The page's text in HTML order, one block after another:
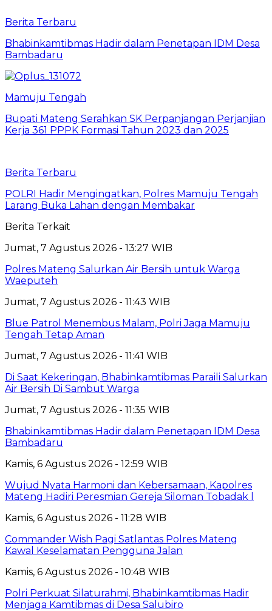
Berita Terbaru
Bhabinkamtibmas Hadir dalam Penetapan IDM Desa
Bambadaru
Mamuju Tengah
Bupati Mateng Serahkan SK Perpanjangan Perjanjian
Kerja 361 PPPK Formasi Tahun 2023 dan 2025
Berita Terbaru
POLRI Hadir Mengingatkan, Polres Mamuju Tengah
Larang Buka Lahan dengan Membakar
Berita Terkait
Jumat, 7 Agustus 2026 - 13:27 WIB
Polres Mateng Salurkan Air Bersih untuk Warga
Waeputeh
Jumat, 7 Agustus 2026 - 11:43 WIB
Blue Patrol Menembus Malam, Polri Jaga Mamuju
Tengah Tetap Aman
Jumat, 7 Agustus 2026 - 11:41 WIB
Di Saat Kekeringan, Bhabinkamtibmas Paraili Salurkan
Air Bersih Di Sambut Warga
Jumat, 7 Agustus 2026 - 11:35 WIB
Bhabinkamtibmas Hadir dalam Penetapan IDM Desa
Bambadaru
Kamis, 6 Agustus 2026 - 12:59 WIB
Wujud Nyata Harmoni dan Kebersamaan, Kapolres
Mateng Hadiri Peresmian Gereja Siloman Tobadak l
Kamis, 6 Agustus 2026 - 11:28 WIB
Commander Wish Pagi Satlantas Polres Mateng
Kawal Keselamatan Pengguna Jalan
Kamis, 6 Agustus 2026 - 10:48 WIB
Polri Perkuat Silaturahmi, Bhabinkamtibmas Hadir
Menjaga Kamtibmas di Desa Salubiro